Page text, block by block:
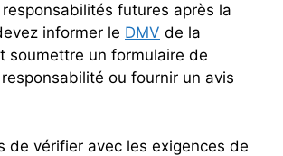
futures après la
informer le DMV de la
soumettre un formulaire de
ou fournir un avis
de vérifier avec les exigences de